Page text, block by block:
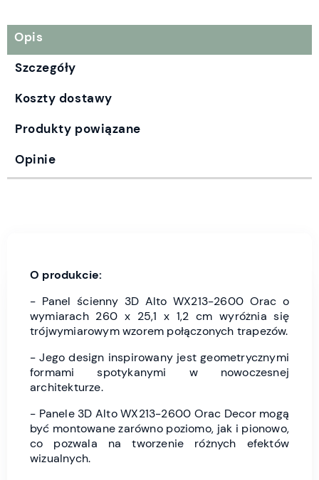
Opis
Szczegóły
Koszty dostawy
Produkty powiązane
Opinie
O produkcie:
- Panel ścienny 3D Alto WX213-2600 Orac o
wymiarach 260 x 25,1 x 1,2 cm wyróżnia się
trójwymiarowym wzorem połączonych trapezów.
- Jego design inspirowany jest geometrycznymi
formami spotykanymi w nowoczesnej
architekturze.
- Panele 3D Alto WX213-2600 Orac Decor mogą
być montowane zarówno poziomo, jak i pionowo,
co pozwala na tworzenie różnych efektów
wizualnych.